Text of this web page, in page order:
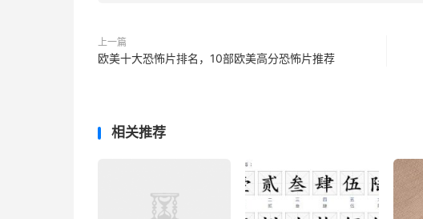
上一篇
欧美十大恐怖片排名，10部欧美高分恐怖片推荐
相关推荐